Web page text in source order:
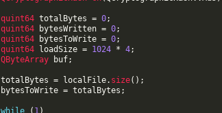
quint64 totalBytes = 0;
quint64
bytesWritten = 0;
quint64
bytesToWrite = 0;
quint64
loadSize = 1024 * 4;
QByteArray
buf;
totalBytes = localFile. size( ) ;
bytesToWrite = totalBytes ;
while ( 1)